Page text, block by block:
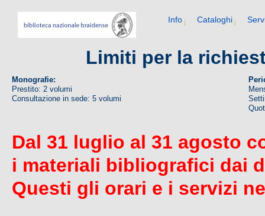
Info Cataloghi
Limiti per la
Monografie:
Prestito: 2 volumi
Consultazione in sede: 5 volumi
Dal 31 luglio al 31 agosto
i materiali bibliografici dai
Questi gli orari e i servizi